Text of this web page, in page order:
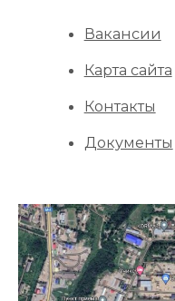
Вакансии
Карта сайта
Контакты
Документы